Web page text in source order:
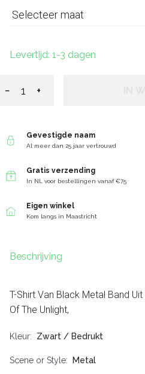
Selecteer maat
Levertijd: 1-3 dagen
− +
Gevestigde naam
Al meer dan 25 jaar vertrouwd
Gratis verzending
In NL voor bestellingen vanaf €75
Eigen winkel
Kom langs in Maastricht
Beschrijving
T-Shirt Van Black Metal Band
Of The Unlight,
Kleur Zwart / Bedrukt
Scene or Style Metal